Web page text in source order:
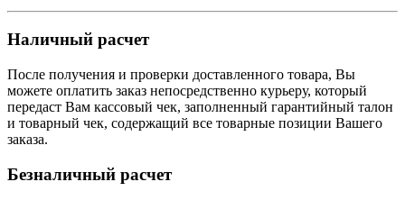
Наличный расчет
После получения и проверки доставленного товара, Вы
можете оплатить заказ непосредственно курьеру, который
передаст Вам кассовый чек, заполненный гарантийный талон
и товарный чек, содержащий все товарные позиции Вашего
заказа.
Безналичный расчет